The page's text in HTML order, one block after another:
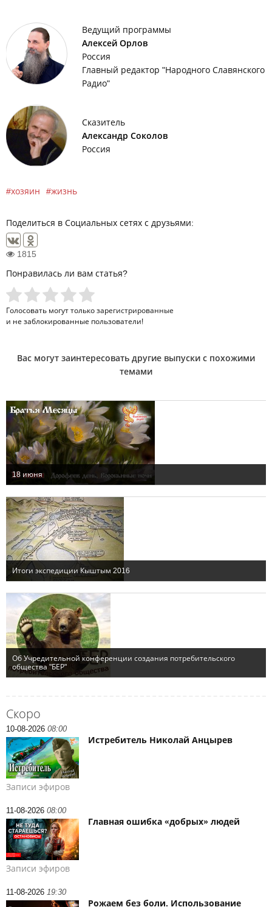
Скоро
10-08-2026 08:00
Истребитель Николай Анцырев
Записи эфиров
11-08-2026 08:00
Главная ошибка «добрых» людей
Записи эфиров
11-08-2026 19:30
Рожаем без боли. Использование
Ведущий программы
Алексей Орлов
Россия
Главный редактор "Народного Славянского
Радио"
Сказитель
Александр Соколов
Россия
хозяин жизнь
Поделиться в Социальных сетях с друзьями:
1815
Понравилась ли вам статья?
Голосовать могут только зарегистрированные
и не заблокированные пользователи!
Вас могут заинтересовать другие выпуски с похожими
темами